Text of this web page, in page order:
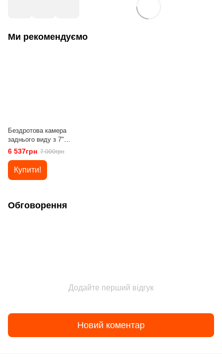
Ми рекомендуємо
Бездротова камера
заднього виду з 7"
монітором Podofo
A3006 | паркувальний
комплекс +
відеореєстратор для
6 537грн 7 000грн
Купити!
Обговорення
Додайте перший відгук
Новий коментар